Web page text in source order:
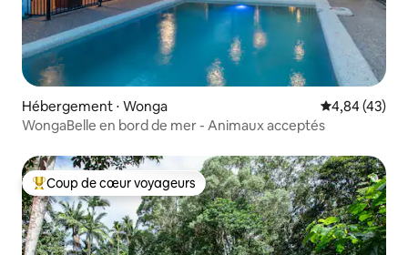
Hébergement ⋅ Wonga Évaluation
4,84 (43)
WongaBelle en bord de mer - Animaux acceptés
Coups de cœur voyageurs les plus appréciés
Coup de cœur voyageurs